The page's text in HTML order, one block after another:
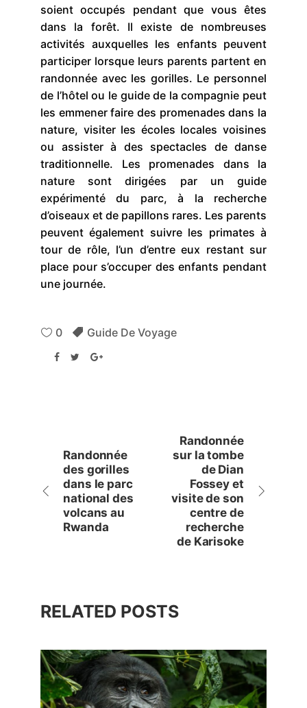
soient occupés pendant que vous êtes
dans la forêt. Il existe de nombreuses
activités auxquelles les enfants peuvent
participer lorsque leurs parents partent en
randonnée avec les gorilles. Le personnel
de l’hôtel ou le guide de la compagnie peut
les emmener faire des promenades dans la
nature, visiter les écoles locales voisines
ou assister à des spectacles de danse
traditionnelle. Les promenades dans la
nature sont dirigées par un guide
expérimenté du parc, à la recherche
d’oiseaux et de papillons rares. Les parents
peuvent également suivre les primates à
tour de rôle, l’un d’entre eux restant sur
place pour s’occuper des enfants pendant
une journée.
0 Guide De Voyage
Randonnée
des gorilles
dans le parc
national des
volcans au
Rwanda
Randonnée
sur la tombe
de Dian
Fossey et
visite de son
centre de
recherche
de Karisoke
RELATED POSTS